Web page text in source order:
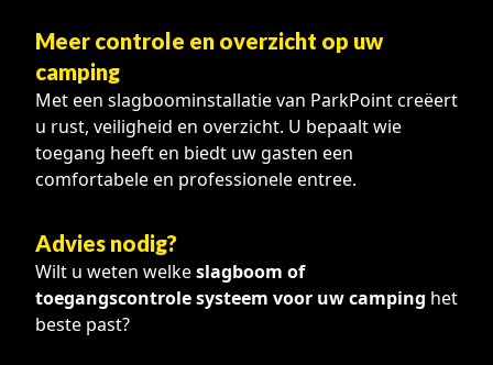
Meer controle en overzicht op uw
camping
Met een slagboominstallatie van ParkPoint creëert
u rust, veiligheid en overzicht. U bepaalt wie
toegang heeft en biedt uw gasten een
comfortabele en professionele entree.
Advies nodig?
Wilt u weten welkeslagboom of
toegangscontrole systeem voor uw camping het
beste past?